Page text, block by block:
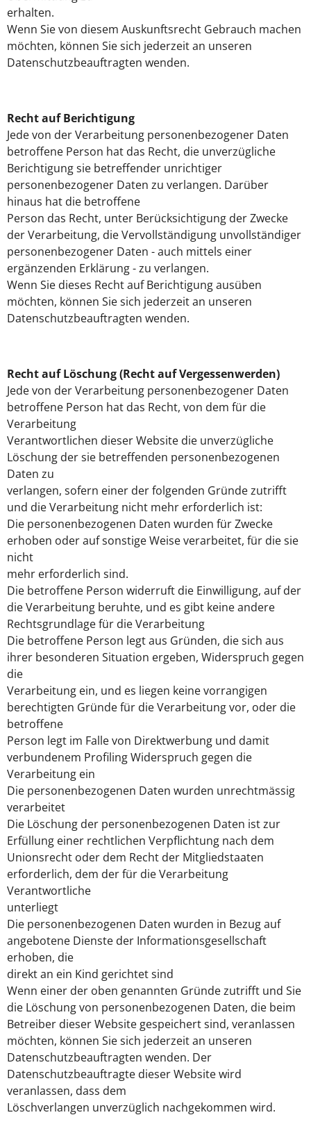
erhalten.
Wenn Sie von diesem Auskunftsrecht Gebrauch machen
möchten, können Sie sich jederzeit an unseren
Datenschutzbeauftragten wenden.
Recht auf Berichtigung
Jede von der Verarbeitung personenbezogener Daten
betroffene Person hat das Recht, die unverzügliche
Berichtigung sie betreffender unrichtiger
personenbezogener Daten zu verlangen. Darüber
hinaus hat die betroffene
Person das Recht, unter Berücksichtigung der Zwecke
der Verarbeitung, die Vervollständigung unvollständiger
personenbezogener Daten - auch mittels einer
ergänzenden Erklärung - zu verlangen.
Wenn Sie dieses Recht auf Berichtigung ausüben
möchten, können Sie sich jederzeit an unseren
Datenschutzbeauftragten wenden.
Recht auf Löschung (Recht auf Vergessenwerden)
Jede von der Verarbeitung personenbezogener Daten
betroffene Person hat das Recht, von dem für die
Verarbeitung
Verantwortlichen dieser Website die unverzügliche
Löschung der sie betreffenden personenbezogenen
Daten zu
verlangen, sofern einer der folgenden Gründe zutrifft
und die Verarbeitung nicht mehr erforderlich ist:
Die personenbezogenen Daten wurden für Zwecke
erhoben oder auf sonstige Weise verarbeitet, für die sie
nicht
mehr erforderlich sind.
Die betroffene Person widerruft die Einwilligung, auf der
die Verarbeitung beruhte, und es gibt keine andere
Rechtsgrundlage für die Verarbeitung
Die betroffene Person legt aus Gründen, die sich aus
ihrer besonderen Situation ergeben, Widerspruch gegen
die
Verarbeitung ein, und es liegen keine vorrangigen
berechtigten Gründe für die Verarbeitung vor, oder die
betroffene
Person legt im Falle von Direktwerbung und damit
verbundenem Profiling Widerspruch gegen die
Verarbeitung ein
Die personenbezogenen Daten wurden unrechtmässig
verarbeitet
Die Löschung der personenbezogenen Daten ist zur
Erfüllung einer rechtlichen Verpflichtung nach dem
Unionsrecht oder dem Recht der Mitgliedstaaten
erforderlich, dem der für die Verarbeitung
Verantwortliche
unterliegt
Die personenbezogenen Daten wurden in Bezug auf
angebotene Dienste der Informationsgesellschaft
erhoben, die
direkt an ein Kind gerichtet sind
Wenn einer der oben genannten Gründe zutrifft und Sie
die Löschung von personenbezogenen Daten, die beim
Betreiber dieser Website gespeichert sind, veranlassen
möchten, können Sie sich jederzeit an unseren
Datenschutzbeauftragten wenden. Der
Datenschutzbeauftragte dieser Website wird
veranlassen, dass dem
Löschverlangen unverzüglich nachgekommen wird.